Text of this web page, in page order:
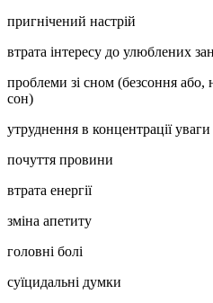
пригнічений настрій
втрата інтересу до улюблених
проблеми зі сном (безсоння або,
сон)
утруднення в концентрації уваги
почуття провини
втрата енергії
зміна апетиту
головні болі
суїцидальні думки